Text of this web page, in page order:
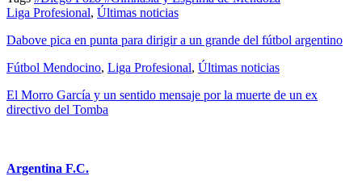
Liga Profesional, Últimas noticias
Dabove pica en punta para dirigir a un grande del fútbol argentino
Fútbol Mendocino, Liga Profesional, Últimas noticias
El Morro García y un sentido mensaje por la muerte de un ex
directivo del Tomba
Argentina F.C.